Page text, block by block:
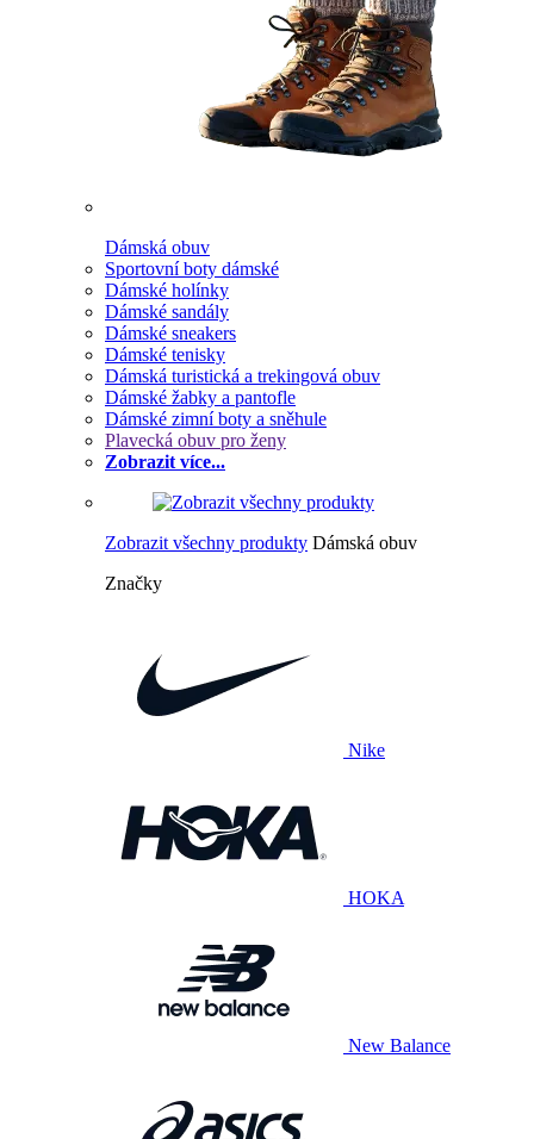
Dámská obuv
Sportovní boty dámské
Dámské holínky
Dámské sandály
Dámské sneakers
Dámské tenisky
Dámská turistická a trekingová obuv
Dámské žabky a pantofle
Dámské zimní boty a sněhule
Plavecká obuv pro ženy
Zobrazit více...
Zobrazit všechny produkty Dámská obuv
Značky
Nike
HOKA
New Balance